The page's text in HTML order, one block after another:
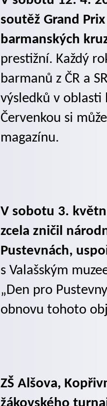
soutěž Grand
barmanských
prestižní. Každý
barmanů z ČR a
výsledků v oblasti
Červenkou si
magazínu.
V sobotu 3.
zcela zničil
Pustevnách,
s Valašským
„Den pro
obnovu tohoto
ZŠ Alšova,